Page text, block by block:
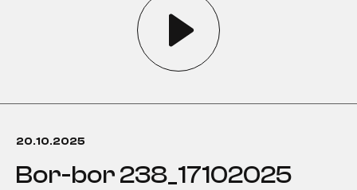
20.10.2025
bor-bor 238_17102025